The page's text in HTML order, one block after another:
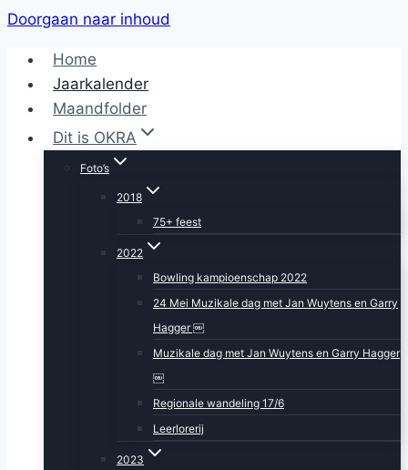
Doorgaan naar inhoud
Home
Jaarkalender
Maandfolder
Dit is OKRA
Foto’s
2018
75+ feest
2022
Bowling kampioenschap 2022
24 Mei Muzikale dag met Jan Wuytens en Garry
Hagger ￼
Muzikale dag met Jan Wuytens en Garry Hagger
￼
Regionale wandeling 17/6
Leerlorerij
2023